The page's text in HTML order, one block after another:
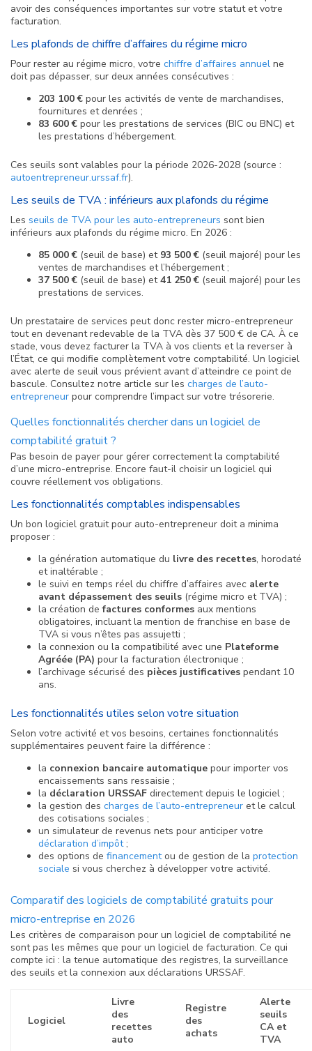
avoir des conséquences importantes sur votre statut et votre
facturation.
Les plafonds de chiffre d’affaires du régime micro
Pour rester au régime micro, votre chiffre d’affaires annuel ne
doit pas dépasser, sur deux années consécutives :
203 100 € pour les activités de vente de marchandises,
fournitures et denrées ;
83 600 € pour les prestations de services (BIC ou BNC) et
les prestations d’hébergement.
Ces seuils sont valables pour la période 2026-2028 (source :
autoentrepreneur.urssaf.fr).
Les seuils de TVA : inférieurs aux plafonds du régime
Les seuils de TVA pour les auto-entrepreneurs sont bien
inférieurs aux plafonds du régime micro. En 2026 :
85 000 € (seuil de base) et 93 500 € (seuil majoré) pour les
ventes de marchandises et l’hébergement ;
37 500 € (seuil de base) et41 250 € (seuil majoré) pour les
prestations de services.
Un prestataire de services peut donc rester micro-entrepreneur
tout en devenant redevable de la TVA dès 37 500 € de CA. À ce
stade, vous devez facturer la TVA à vos clients et la reverser à
l’État, ce qui modifie complètement votre comptabilité. Un logiciel
avec alerte de seuil vous prévient avant d’atteindre ce point de
bascule. Consultez notre article sur les charges de l’auto-
entrepreneur pour comprendre l’impact sur votre trésorerie.
Quelles fonctionnalités chercher dans un logiciel de
comptabilité gratuit ?
Pas besoin de payer pour gérer correctement la comptabilité
d’une micro-entreprise. Encore faut-il choisir un logiciel qui
couvre réellement vos obligations.
Les fonctionnalités comptables indispensables
Un bon logiciel gratuit pour auto-entrepreneur doit a minima
proposer :
la génération automatique du livre des recettes, horodaté
et inaltérable ;
le suivi en temps réel du chiffre d’affaires avec alerte
avant dépassement des seuils (régime micro et TVA) ;
la création defactures conformes aux mentions
obligatoires, incluant la mention de franchise en base de
TVA si vous n’êtes pas assujetti ;
la connexion ou la compatibilité avec une Plateforme
Agréée (PA) pour la facturation électronique ;
l’archivage sécurisé des pièces justificatives pendant 10
ans.
Les fonctionnalités utiles selon votre situation
Selon votre activité et vos besoins, certaines fonctionnalités
supplémentaires peuvent faire la différence :
la connexion bancaire automatique pour importer vos
encaissements sans ressaisie ;
la déclaration URSSAF directement depuis le logiciel ;
la gestion des charges de l’auto-entrepreneur et le calcul
des cotisations sociales ;
un simulateur de revenus nets pour anticiper votre
déclaration d’impôt;
des options de financementou de gestion de la protection
sociale si vous cherchez à développer votre activité.
Comparatif des logiciels de comptabilité gratuits pour
micro-entreprise en 2026
Les critères de comparaison pour un logiciel de comptabilité ne
sont pas les mêmes que pour un logiciel de facturation. Ce qui
compte ici : la tenue automatique des registres, la surveillance
des seuils et la connexion aux déclarations URSSAF.
Logiciel
Livre
des
recettes
auto
Registre
des
achats
Alerte
seuils
CA et
TVA